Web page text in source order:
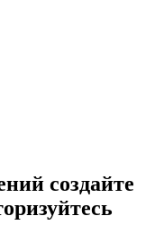
создайте